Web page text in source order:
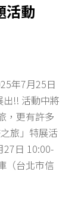
活動
年7月25日
!! 活動中將
，更有許多
之旅」特展活
27日 10:00-
（台北市信